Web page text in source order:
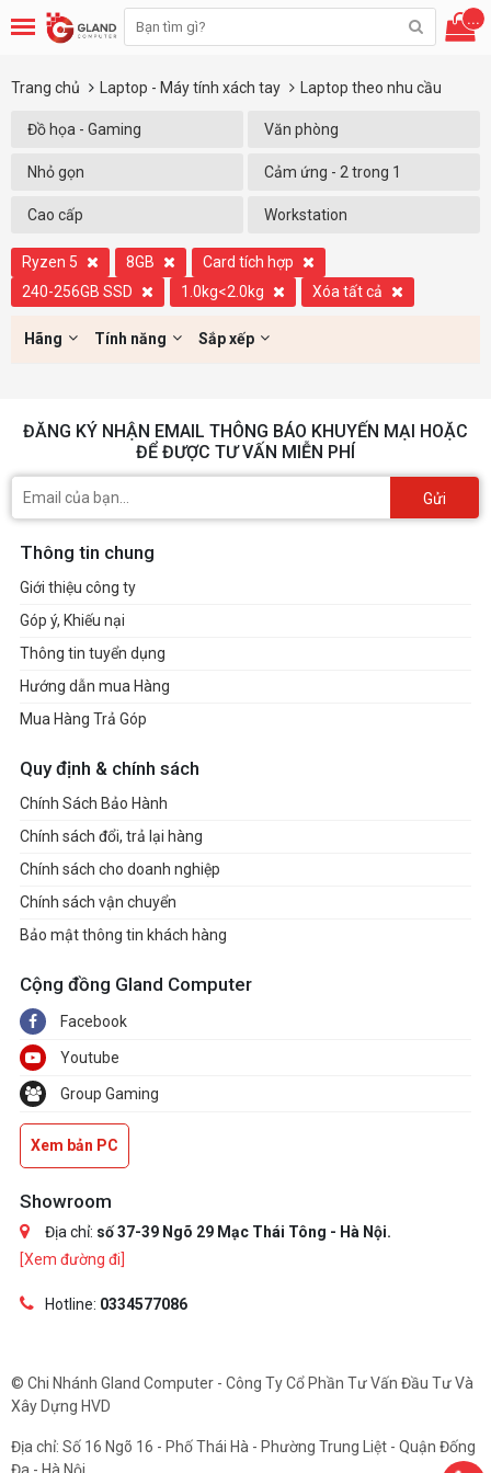
...
Trang chủ Laptop - Máy tính xách tay Laptop theo nhu cầu
Đồ họa - Gaming Văn phòng
Nhỏ gọn Cảm ứng - 2 trong 1
Cao cấp Workstation
Ryzen 5 8GB
Card tích hợp
240-256GB SSD
1.0kg<2.0kg Xóa tất cả
Hãng Tính năng Sắp xếp
ĐĂNG KÝ NHẬN EMAIL THÔNG BÁO KHUYẾN MẠI HOẶC
ĐỂ ĐƯỢC TƯ VẤN MIỄN PHÍ
Gửi
Thông tin chung
Giới thiệu công ty
Góp ý, Khiếu nại
Thông tin tuyển dụng
Hướng dẫn mua Hàng
Mua Hàng Trả Góp
Quy định & chính sách
Chính Sách Bảo Hành
Chính sách đổi, trả lại hàng
Chính sách cho doanh nghiệp
Chính sách vận chuyển
Bảo mật thông tin khách hàng
Cộng đồng Gland Computer
Facebook
Youtube
Group Gaming
Xem bản PC
Showroom
Địa chỉ: số 37-39 Ngõ 29 Mạc Thái Tông - Hà Nội.
[Xem đường đi]
Hotline: 0334577086
© Chi Nhánh Gland Computer - Công Ty Cổ Phần Tư Vấn Đầu Tư Và
Xây Dựng HVD
Địa chỉ: Số 16 Ngõ 16 - Phố Thái Hà - Phường Trung Liệt - Quận Đống